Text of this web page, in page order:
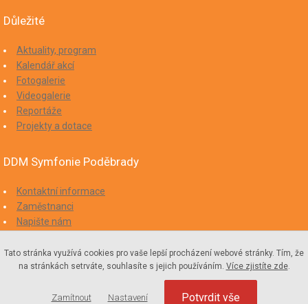
Důležité
Aktuality, program
Kalendář akcí
Fotogalerie
Videogalerie
Reportáže
Projekty a dotace
DDM Symfonie Poděbrady
Kontaktní informace
Zaměstnanci
Napište nám
Prohlášení přístupnosti
Ochrana oznamovatelů
Nastavení Cookies
Tato stránka využívá cookies pro vaše lepší procházení webové stránky. Tím, že
na stránkách setrváte, souhlasíte s jejich používáním. Více zjistíte zde.
Zamítnout Nastavení Potvrdit vše